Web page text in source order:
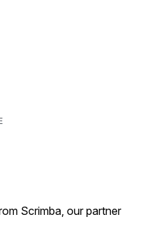
Scrimba, our partner